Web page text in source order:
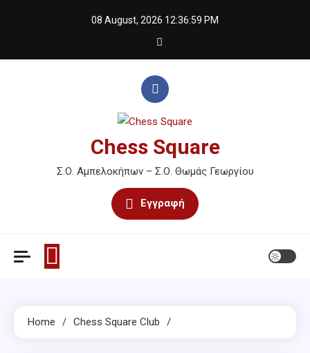
08 August, 2026 12:37:00 PM
Chess Square
Σ.Ο. Αμπελοκήπων – Σ.Ο. Θωμάς Γεωργίου
Εγγραφή
Home Chess Square Club